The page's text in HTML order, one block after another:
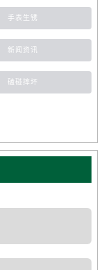
手表生锈
新闻资讯
磕碰摔坏